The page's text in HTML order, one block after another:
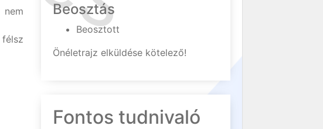
Beosztás
Beosztott
Önéletrajz elküldése kötelező!
Fontos tudnivaló